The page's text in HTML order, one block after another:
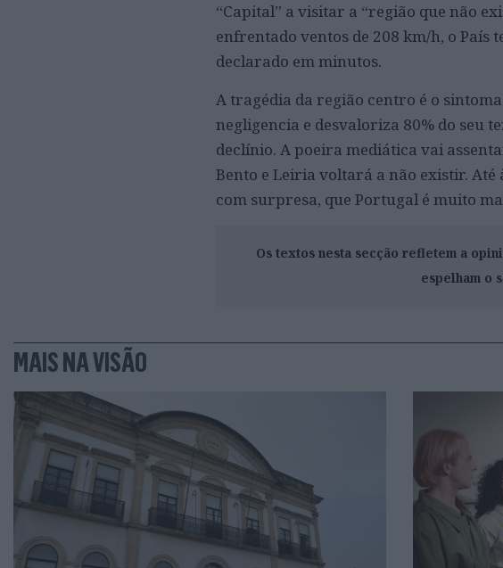
“Capital” a visitar a “região que não
enfrentado ventos de 208 km/h, o País
declarado em minutos.
​A tragédia da região centro é o
negligencia e desvaloriza 80% do seu
declínio. A poeira mediática vai
Bento e Leiria voltará a não existir.
com surpresa, que Portugal é muito
Os textos nesta secção refletem a
espelham o
MAIS NA VISÃO